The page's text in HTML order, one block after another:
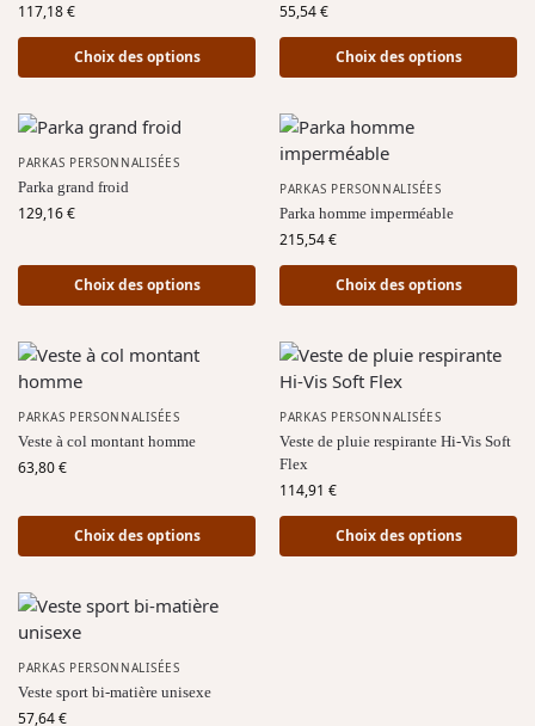
117,18€
Choix des options
55,54€
Choix des options
PARKAS PERSONNALISÉES
Parka grand froid
129,16€
Choix des options
PARKAS PERSONNALISÉES
Parka homme imperméable
215,54€
Choix des options
PARKAS PERSONNALISÉES
Veste à col montant homme
63,80€
Choix des options
PARKAS PERSONNALISÉES
Veste de pluie respirante Hi-Vis Soft
Flex
114,91 €
Choix des options
PARKAS PERSONNALISÉES
Veste sport bi-matière unisexe
57,64€